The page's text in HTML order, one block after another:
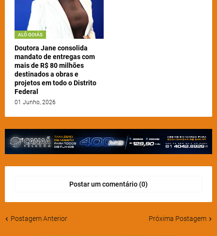
ALÔ GOIÁS
Doutora Jane consolida
mandato de entregas com
mais de R$ 80 milhões
destinados a obras e
projetos em todo o Distrito
Federal
01 Junho, 2026
Postar um comentário (0)
Postagem Anterior Próxima Postagem